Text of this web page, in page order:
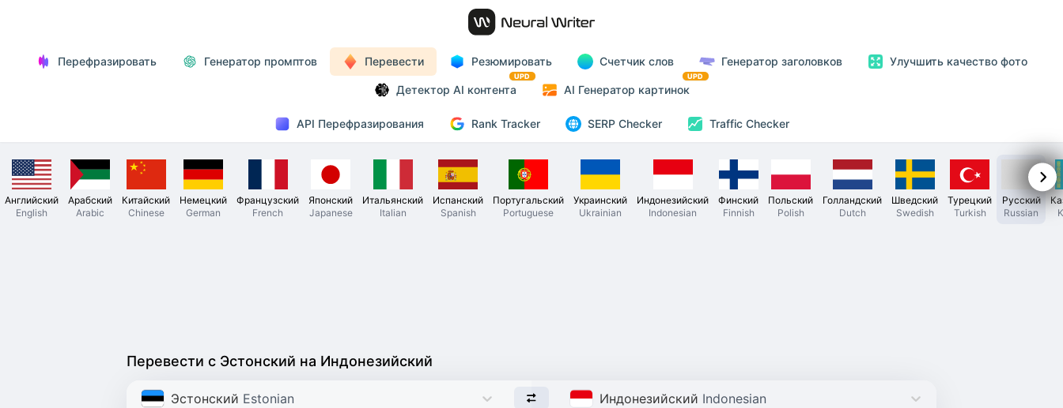
Перефразировать Генератор промптов Перевести Резюмировать Счетчик слов Генератор заголовков Улучшить качество фото
Детектор AI контента
UPD
AI Генератор картинок
UPD
API Перефразирования Rank Tracker SERP Checker Traffic Checker
Английский
English
Арабский
Arabic
Китайский
Chinese
Немецкий
German
Французский
French
Японский
Japanese
Итальянский
Italian
Испанский
Spanish
Португальский
Portuguese
Украинский
Ukrainian
Индонезийский
Indonesian
Финский
Finnish
Польский
Polish
Голландский
Dutch
Шведский
Swedish
Турецкий
Turkish
Русский
Russian
Перевести с Эстонский на Индонезийский
Эстонский Estonian Индонезийский Indonesian